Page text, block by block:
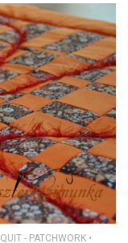
QUIT - PATCHWORK •